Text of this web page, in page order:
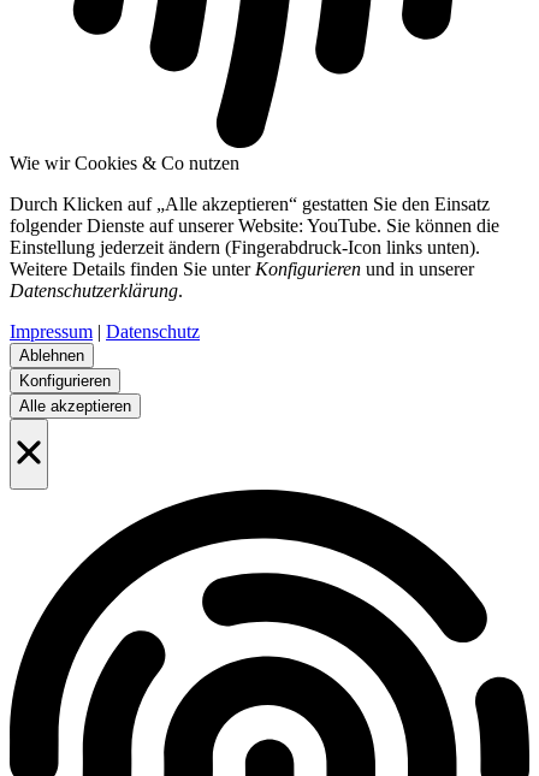
Wie wir Cookies & Co nutzen
Durch Klicken auf „Alle akzeptieren“ gestatten Sie den Einsatz
folgender Dienste auf unserer Website: YouTube. Sie können die
Einstellung jederzeit ändern (Fingerabdruck-Icon links unten).
Weitere Details finden Sie unter Konfigurieren und in unserer
Datenschutzerklärung.
Impressum | Datenschutz
Ablehnen
Konfigurieren
Alle akzeptieren